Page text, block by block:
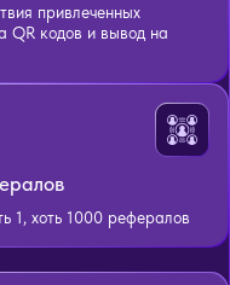
привлеченных
QR кодов и вывод на
1, хоть 1000 рефералов